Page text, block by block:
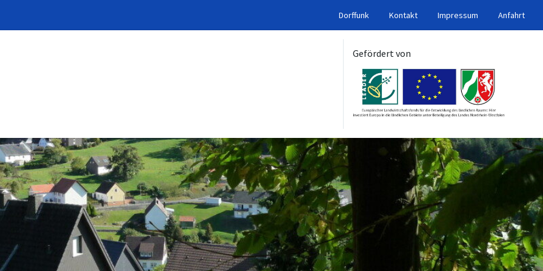
Dorffunk Kontakt Impressum Anfahrt
Gefördert von